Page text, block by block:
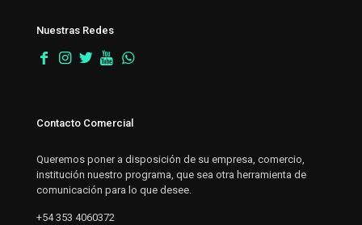
Nuestras Redes
Contacto Comercial
Queremos poner a disposición de su empresa, comercio,
institución nuestro programa, que sea otra herramienta de
comunicación para lo que desee.
+54 353 4060372